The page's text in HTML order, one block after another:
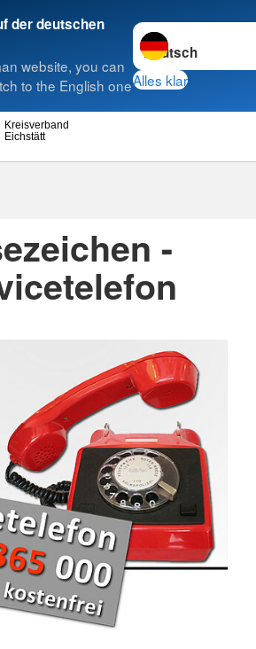
der deutschen
website, you can
to the English one
Sprache wechseln
Alles klar
Eichstätt
Kreisverband
Kreisverbände
-